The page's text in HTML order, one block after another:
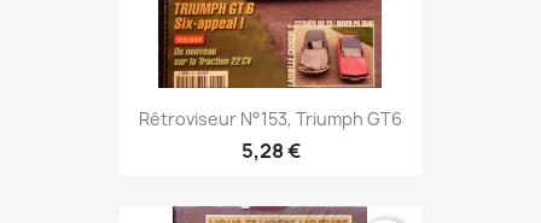
Rétroviseur N°153, Triumph GT6
5,28 €